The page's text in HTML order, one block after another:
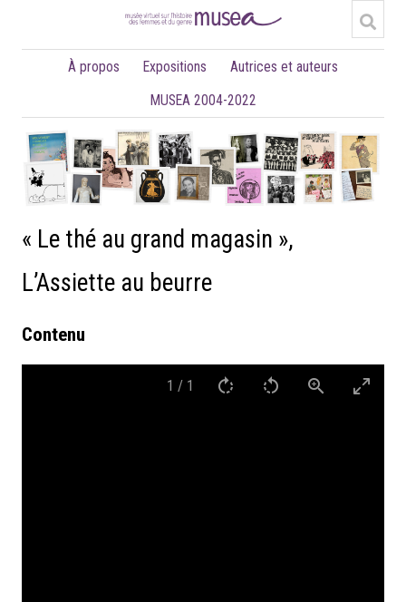
À propos Expositions
Autrices et auteurs
MUSEA 2004-2022
« Le thé au grand magasin »,
L’Assiette au beurre
Contenu
1 / 1